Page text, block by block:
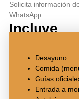
Solicita información
WhatsApp.
Incluye
Desayuno.
Comida
Guías
Entrada a